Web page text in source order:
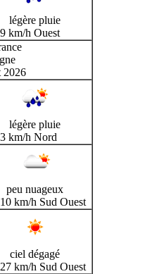
légère pluie
km/h Ouest
2026
légère pluie
km/h Nord
peu nuageux
km/h Sud Ouest
ciel dégagé
km/h Sud Ouest